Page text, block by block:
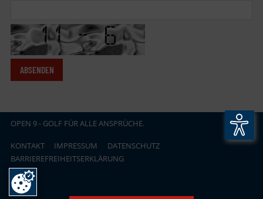
OPEN.9 - GOLF FÜR ALLE ANSPRÜCHE.
KONTAKT IMPRESSUM
DATENSCHUTZ
BARRIEREFREIHEITSERKLÄRUNG